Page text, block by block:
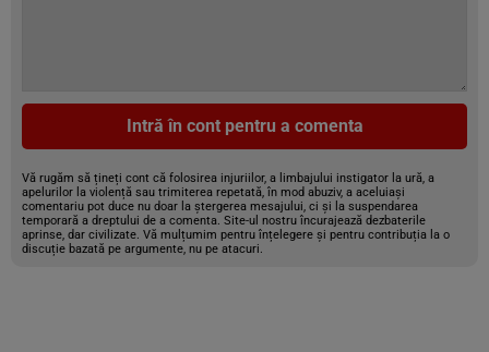
Intră în cont pentru a comenta
Vă rugăm să țineți cont că folosirea injuriilor, a limbajului instigator la ură, a
apelurilor la violență sau trimiterea repetată, în mod abuziv, a aceluiași
comentariu pot duce nu doar la ștergerea mesajului, ci și la suspendarea
temporară a dreptului de a comenta. Site-ul nostru încurajează dezbaterile
aprinse, dar civilizate. Vă mulțumim pentru înțelegere și pentru contribuția la o
discuție bazată pe argumente, nu pe atacuri.